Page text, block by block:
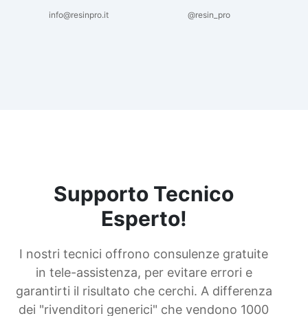
info@resinpro.it @resin_pro
Supporto Tecnico
Esperto!
I nostri tecnici offrono consulenze gratuite
in tele-assistenza, per evitare errori e
garantirti il risultato che cerchi. A differenza
dei "rivenditori generici" che vendono 1000